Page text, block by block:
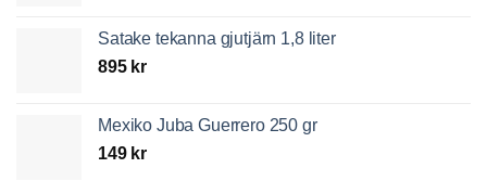
Satake tekanna gjutjärn 1,8 liter
895 kr
Mexiko Juba Guerrero 250 gr
149 kr